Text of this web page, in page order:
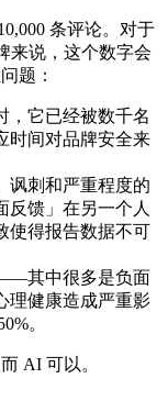
条评论。对于
来说，这个数字会
题：
，它已经被数千名
时间对品牌安全来
讽刺和严重程度的
反馈」在另一个人
使得报告数据不可
其中很多是负面
健康造成严重影
。
AI 可以。